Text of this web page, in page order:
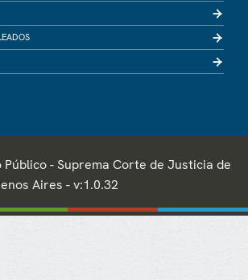
- Suprema Corte de Justicia de
Aires - v:1.0.32